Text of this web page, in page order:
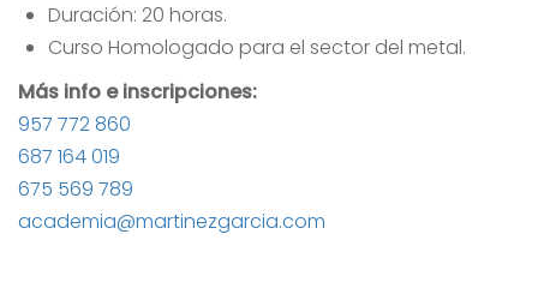
Duración: 20 horas.
Curso Homologado para el sector del metal.
Más info e inscripciones:
957 772 860
687 164 019
675 569 789
academia@martinezgarcia.com